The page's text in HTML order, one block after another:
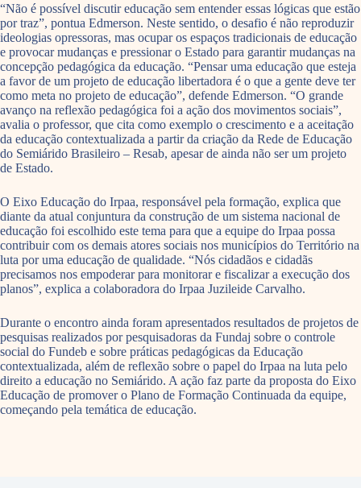
“Não é possível discutir educação sem entender essas lógicas que estão
por traz”, pontua Edmerson. Neste sentido, o desafio é não reproduzir
ideologias opressoras, mas ocupar os espaços tradicionais de educação
e provocar mudanças e pressionar o Estado para garantir mudanças na
concepção pedagógica da educação. “Pensar uma educação que esteja
a favor de um projeto de educação libertadora é o que a gente deve ter
como meta no projeto de educação”, defende Edmerson. “O grande
avanço na reflexão pedagógica foi a ação dos movimentos sociais”,
avalia o professor, que cita como exemplo o crescimento e a aceitação
da educação contextualizada a partir da criação da Rede de Educação
do Semiárido Brasileiro – Resab, apesar de ainda não ser um projeto
de Estado.
O Eixo Educação do Irpaa, responsável pela formação, explica que
diante da atual conjuntura da construção de um sistema nacional de
educação foi escolhido este tema para que a equipe do Irpaa possa
contribuir com os demais atores sociais nos municípios do Território na
luta por uma educação de qualidade. “Nós cidadãos e cidadãs
precisamos nos empoderar para monitorar e fiscalizar a execução dos
planos”, explica a colaboradora do Irpaa Juzileide Carvalho.
Durante o encontro ainda foram apresentados resultados de projetos de
pesquisas realizados por pesquisadoras da Fundaj sobre o controle
social do Fundeb e sobre práticas pedagógicas da Educação
contextualizada, além de reflexão sobre o papel do Irpaa na luta pelo
direito a educação no Semiárido. A ação faz parte da proposta do Eixo
Educação de promover o Plano de Formação Continuada da equipe,
começando pela temática de educação.